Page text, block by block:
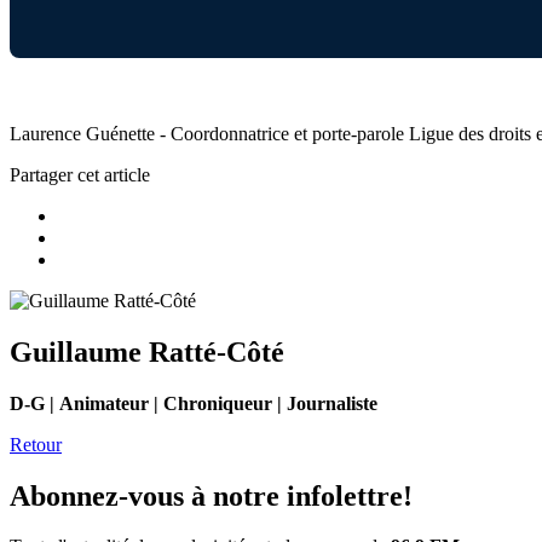
Laurence Guénette - Coordonnatrice et porte-parole Ligue des droits
Partager cet article
Guillaume Ratté-Côté
D-G | Animateur | Chroniqueur | Journaliste
Retour
Abonnez-vous à notre infolettre!